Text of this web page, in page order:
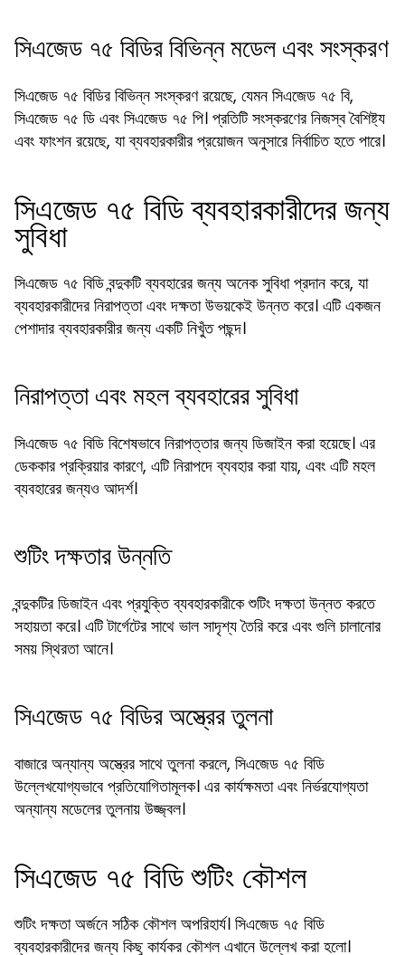
সিএজেড ৭৫ বিডির বিভিন্ন মডেল এবং সংস্করণ
সিএজেড ৭৫ বিডির বিভিন্ন সংস্করণ রয়েছে, যেমন সিএজেড ৭৫ বি,
সিএজেড ৭৫ ডি এবং সিএজেড ৭৫ পি। প্রতিটি সংস্করণের নিজস্ব বৈশিষ্ট্য
এবং ফাংশন রয়েছে, যা ব্যবহারকারীর প্রয়োজন অনুসারে নির্বাচিত হতে পারে।
সিএজেড ৭৫ বিডি ব্যবহারকারীদের জন্য
সুবিধা
সিএজেড ৭৫ বিডি বন্দুকটি ব্যবহারের জন্য অনেক সুবিধা প্রদান করে, যা
ব্যবহারকারীদের নিরাপত্তা এবং দক্ষতা উভয়কেই উন্নত করে। এটি একজন
পেশাদার ব্যবহারকারীর জন্য একটি নিখুঁত পছন্দ।
নিরাপত্তা এবং মহল ব্যবহারের সুবিধা
সিএজেড ৭৫ বিডি বিশেষভাবে নিরাপত্তার জন্য ডিজাইন করা হয়েছে। এর
ডেককার প্রক্রিয়ার কারণে, এটি নিরাপদে ব্যবহার করা যায়, এবং এটি মহল
ব্যবহারের জন্যও আদর্শ।
শুটিং দক্ষতার উন্নতি
বন্দুকটির ডিজাইন এবং প্রযুক্তি ব্যবহারকারীকে শুটিং দক্ষতা উন্নত করতে
সহায়তা করে। এটি টার্গেটের সাথে ভাল সাদৃশ্য তৈরি করে এবং গুলি চালানোর
সময় স্থিরতা আনে।
সিএজেড ৭৫ বিডির অস্ত্রের তুলনা
বাজারে অন্যান্য অস্ত্রের সাথে তুলনা করলে, সিএজেড ৭৫ বিডি
উল্লেখযোগ্যভাবে প্রতিযোগিতামূলক। এর কার্যক্ষমতা এবং নির্ভরযোগ্যতা
অন্যান্য মডেলের তুলনায় উজ্জ্বল।
সিএজেড ৭৫ বিডি শুটিং কৌশল
শুটিং দক্ষতা অর্জনে সঠিক কৌশল অপরিহার্য। সিএজেড ৭৫ বিডি
ব্যবহারকারীদের জন্য কিছু কার্যকর কৌশল এখানে উল্লেখ করা হলো।